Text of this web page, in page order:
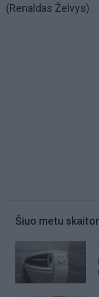
(Renaldas Želvys)
Šiuo metu